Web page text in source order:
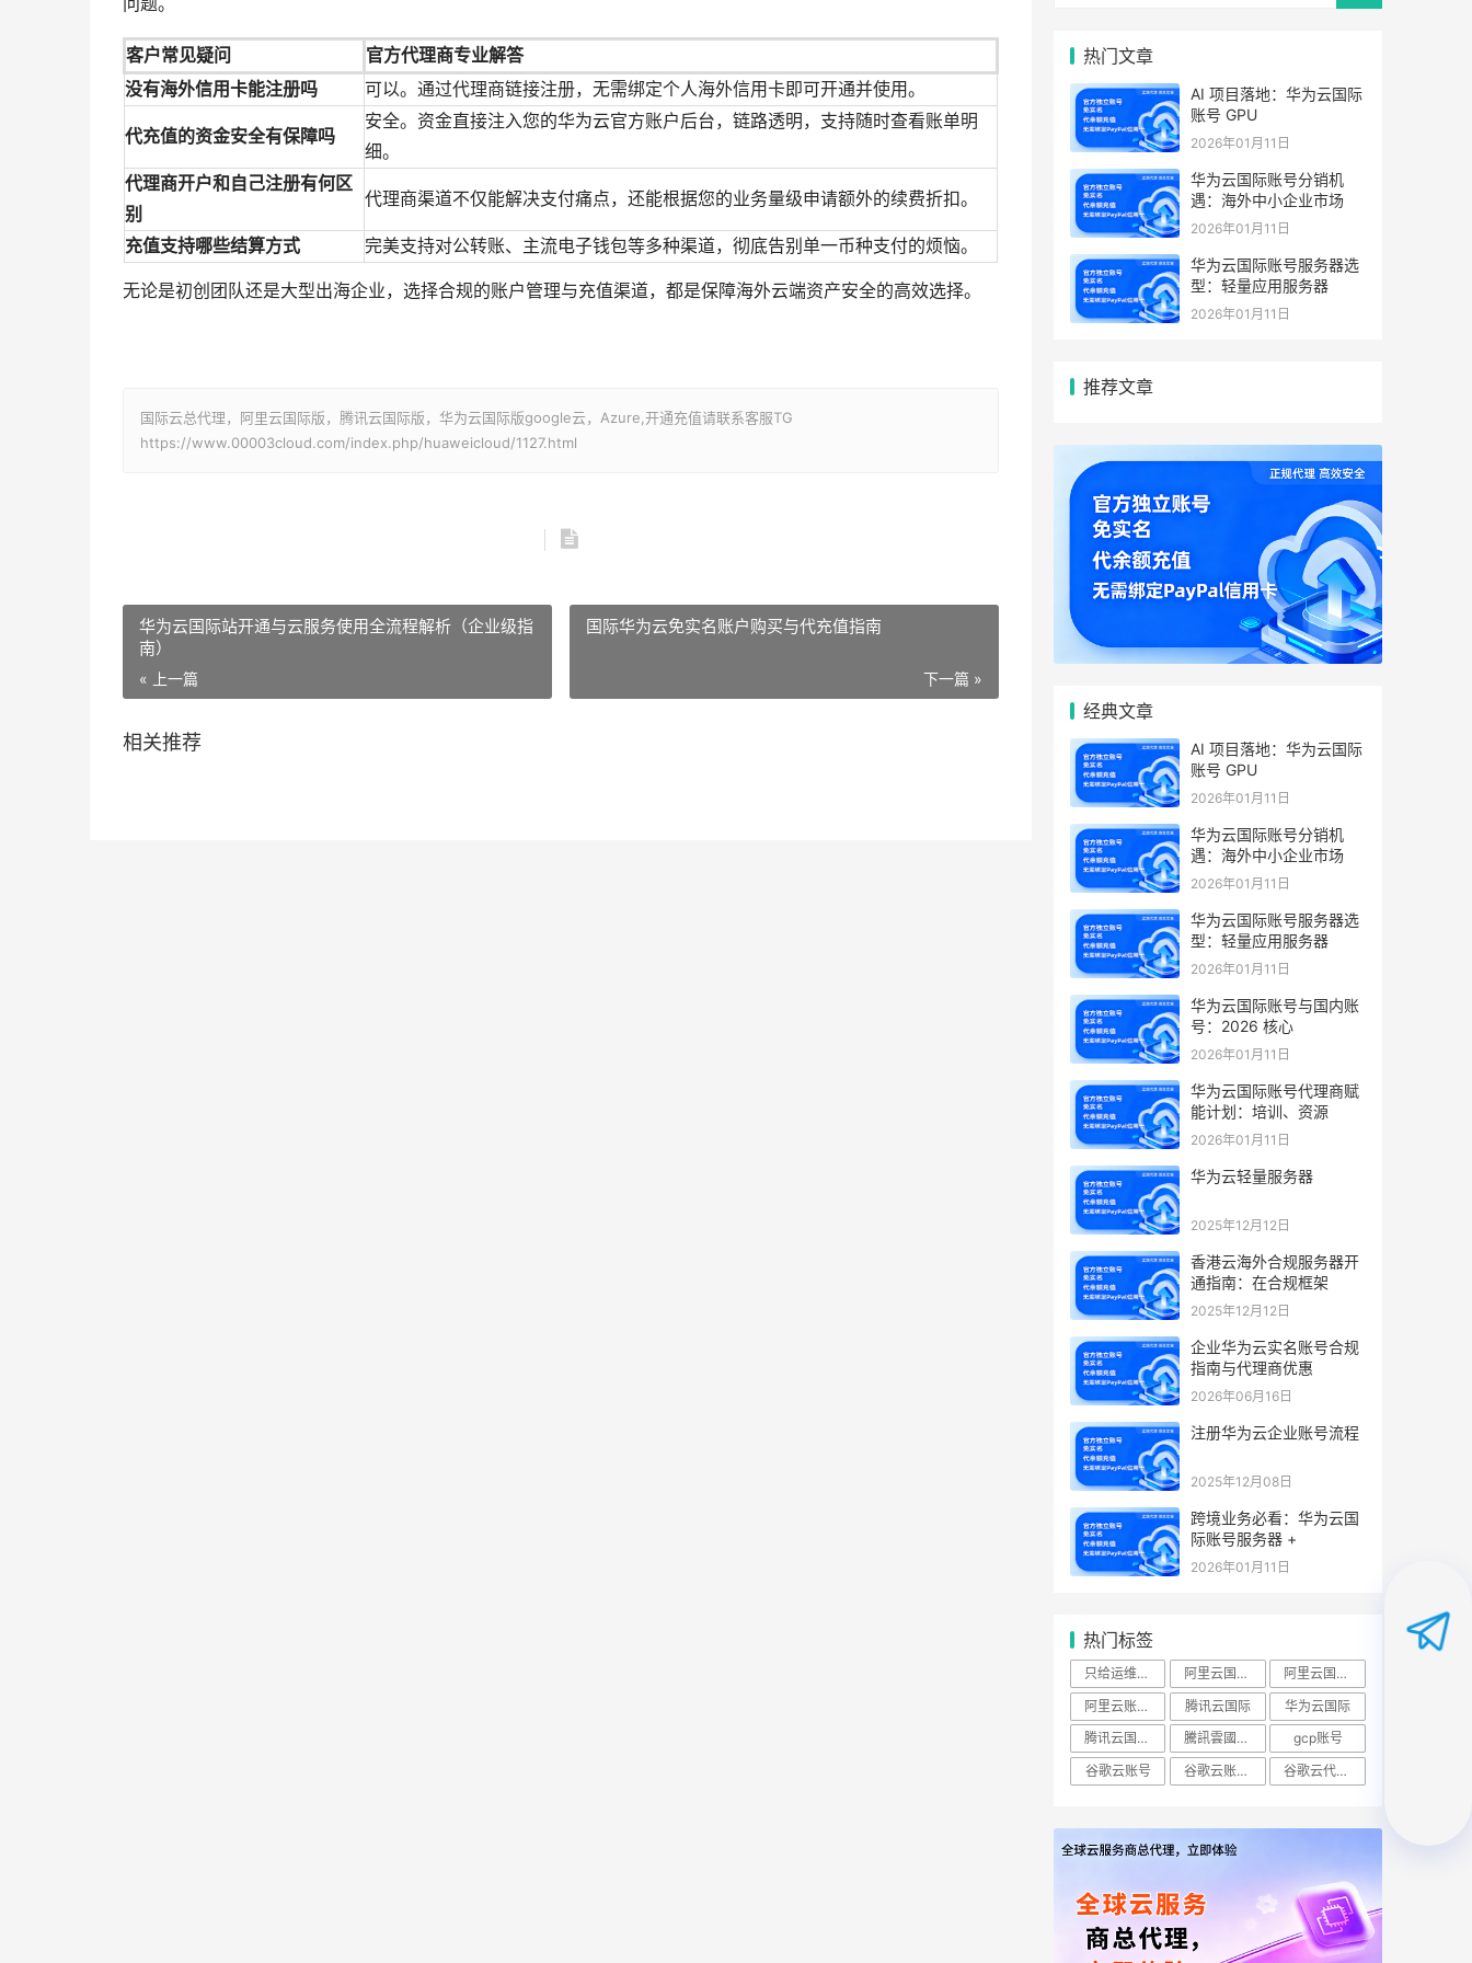
客户常见疑问
官方代理商专业解答
没有海外信用卡能注册吗
可以。通过代理商链接注册，无需绑定个人海外信用卡即可开通并使用。
代充值的资金安全有保障吗
安全。资金直接注入您的华为云官方账户后台，链路透明，支持随时查看账单明
细。
代理商开户和自己注册有何区
别
代理商渠道不仅能解决支付痛点，还能根据您的业务量级申请额外的续费折扣。
充值支持哪些结算方式 完美支持对公转账、主流电子钱包等多种渠道，彻底告别单一币种支付的烦恼。
无论是初创团队还是大型出海企业，选择合规的账户管理与充值渠道，都是保障海外云端资产安全的高效选择。
国际云总代理，阿里云国际版，腾讯云国际版，华为云国际版google云，Azure,开通充值请联系客服TG
https://www.00003cloud.com/index.php/huaweicloud/1127.html
华为云国际站开通与云服务使用全流程解析（企业级指
南）
« 上一篇
国际华为云免实名账户购买与代充值指南
下一篇 »
相关推荐
热门文章
AI 项目落地：华为云国际
账号 GPU
2026年01月11日
华为云国际账号分销机
遇：海外中小企业市场
2026年01月11日
华为云国际账号服务器选
型：轻量应用服务器
2026年01月11日
推荐文章
经典文章
AI 项目落地：华为云国际
账号 GPU
2026年01月11日
华为云国际账号分销机
遇：海外中小企业市场
2026年01月11日
华为云国际账号服务器选
型：轻量应用服务器
2026年01月11日
华为云国际账号与国内账
号：2026 核心
2026年01月11日
华为云国际账号代理商赋
能计划：培训、资源
2026年01月11日
华为云轻量服务器
2025年12月12日
香港云海外合规服务器开
通指南：在合规框架
2025年12月12日
企业华为云实名账号合规
指南与代理商优惠
2026年06月16日
注册华为云企业账号流程
2025年12月08日
跨境业务必看：华为云国
际账号服务器 +
2026年01月11日
热门标签
只给运维开ECS查看权限怎么做？ 阿里云国际账号
阿里云国际站
阿里云账号购买：（RAM）授权
腾讯云国际
华为云国际
腾讯云国际版
騰訊雲國際站
gcp账号
谷歌云账号
谷歌云账号购买 谷歌云代理商